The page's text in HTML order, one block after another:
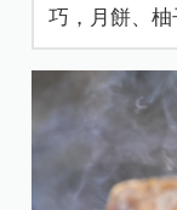
巧，月餅、柚